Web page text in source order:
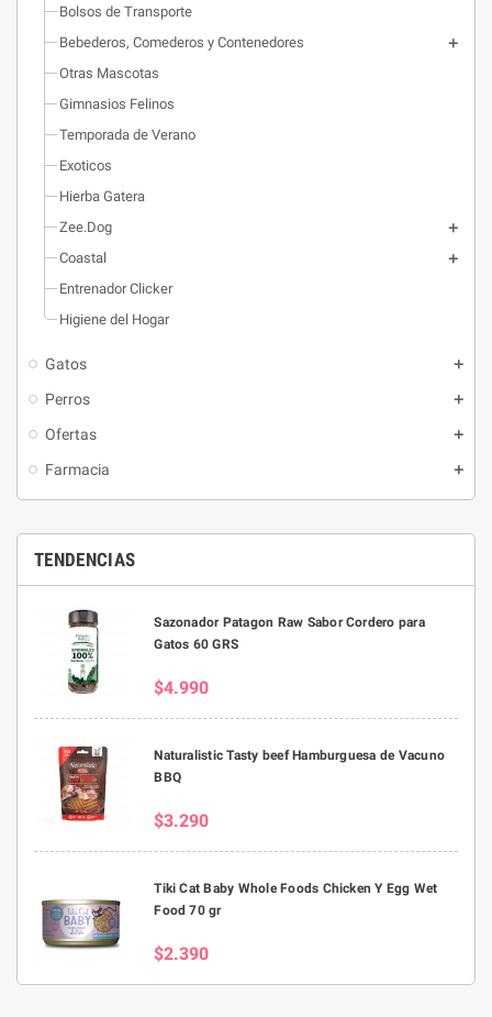
Bolsos de Transporte
Bebederos, Comederos y Contenedores
Otras Mascotas
Gimnasios Felinos
Temporada de Verano
Exoticos
Hierba Gatera
Zee.Dog
Coastal
Entrenador Clicker
Higiene del Hogar
Gatos
Perros
Ofertas
Farmacia
TENDENCIAS
Sazonador Patagon Raw Sabor Cordero para
Gatos 60 GRS
$4.990
Naturalistic Tasty beef Hamburguesa de Vacuno
BBQ
$3.290
Tiki Cat Baby Whole Foods Chicken Y Egg Wet
Food 70 gr
$2.390